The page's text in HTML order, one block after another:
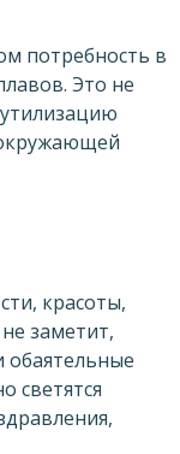
потребность в
Это не
красоты,
заметит,
обаятельные
светятся